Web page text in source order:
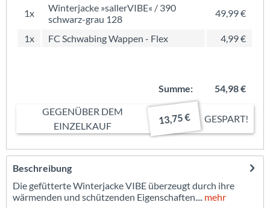
1x
Winterjacke »sallerVIBE« / 390
schwarz-grau 128
49,99 €
1x FC Schwabing Wappen - Flex 4,99 €
Summe:
54,98 €
GEGENÜBER DEM
EINZELKAUF
13,75 € GESPART!
Beschreibung
Die gefütterte Winterjacke VIBE überzeugt durch ihre
wärmenden und schützenden Eigenschaften.... mehr